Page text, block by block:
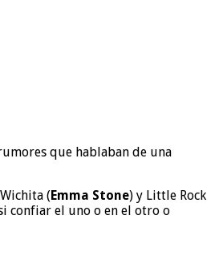
que hablaban de una
(Emma Stone) y Little Rock
confiar el uno o en el otro o